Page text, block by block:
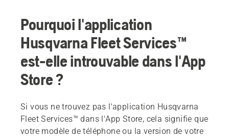
Pourquoi l'application
Husqvarna Fleet Services™
est-elle introuvable dans l'App
Store ?
Si vous ne trouvez pas l'application Husqvarna
Fleet Services™ dans l'App Store, cela signifie que
votre modèle de téléphone ou la version de votre